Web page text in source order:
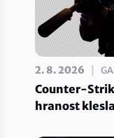
2. 8. 2026
Counter-
hranost